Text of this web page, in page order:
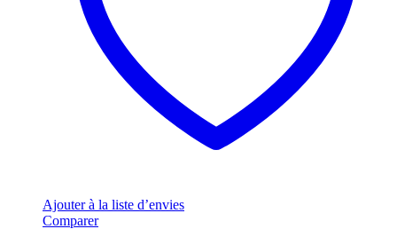
Ajouter à la liste d’envies
Comparer